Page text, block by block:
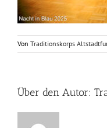
Von Traditionskorps
Über den Autor: